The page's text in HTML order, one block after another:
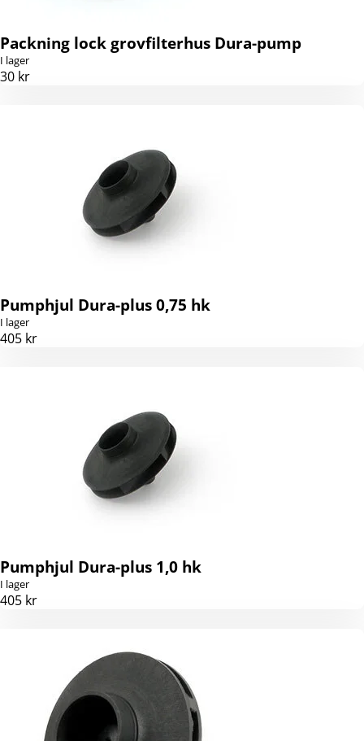
Packning lock grovfilterhus Dura-pump
I lager
30 kr
Pumphjul Dura-plus 0,75 hk
I lager
405 kr
Pumphjul Dura-plus 1,0 hk
I lager
405 kr